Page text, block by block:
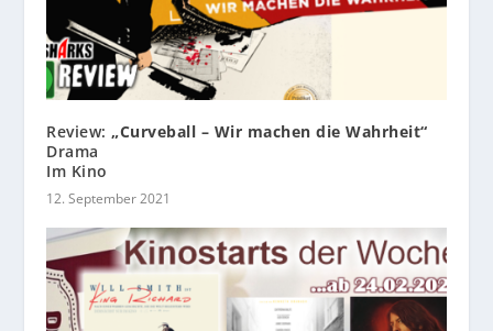
Review:„Curveball – Wir machen die Wahrheit“
Drama
Im Kino
12. September 2021